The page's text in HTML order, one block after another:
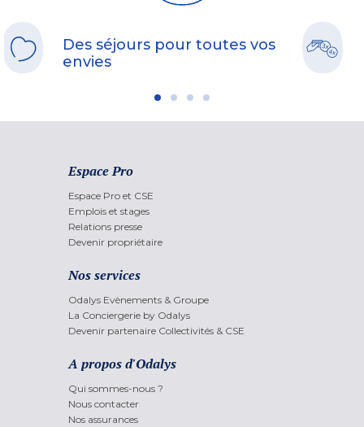
Des séjours pour toutes vos
envies
Espace Pro
Espace Pro et CSE
Emplois et stages
Relations presse
Devenir propriétaire
Nos services
Odalys Evènements & Groupe
La Conciergerie by Odalys
Devenir partenaire Collectivités & CSE
A propos d'Odalys
Qui sommes-nous ?
Nous contacter
Nos assurances